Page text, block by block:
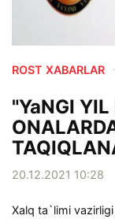
ROST XABARLAR
"YaNGI
20.12.2021 10:28
Xalq ta`limi